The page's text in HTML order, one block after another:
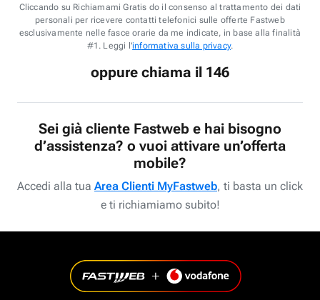
Cliccando su Richiamami Gratis do il consenso al trattamento dei dati
personali per ricevere contatti telefonici sulle offerte Fastweb
esclusivamente nelle fasce orarie da me indicate, in base alla finalità
#1. Leggi l'informativa sulla privacy.
oppure chiama il 146
Sei già cliente Fastweb e hai bisogno
d’assistenza? o vuoi attivare un’offerta
mobile?
Accedi alla tua Area Clienti MyFastweb, ti basta un click
e ti richiamiamo subito!